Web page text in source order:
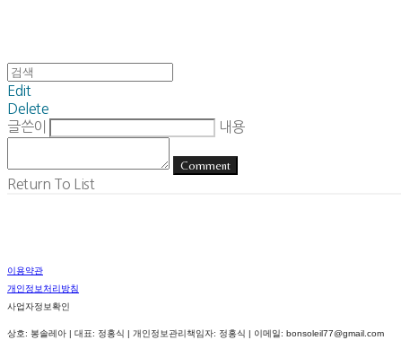
Edit
Delete
글쓴이
내용
Comment
Return To List
이용약관
개인정보처리방침
사업자정보확인
상호: 봉솔레아 | 대표: 정홍식 | 개인정보관리책임자: 정홍식 | 이메일: bonsoleil77@gmail.com